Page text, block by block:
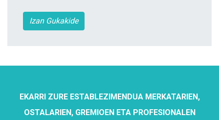
Izan Gukakide
EKARRI ZURE ESTABLEZIMENDUA MERKATARIEN,
OSTALARIEN, GREMIOEN ETA PROFESIONALEN